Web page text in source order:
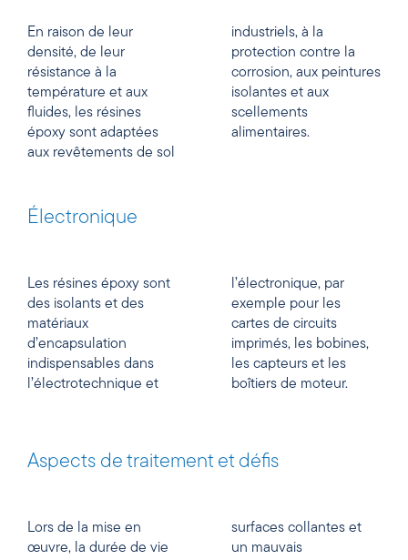
En raison de leur
densité, de leur
résistance à la
température et aux
fluides, les résines
époxy sont adaptées
aux revêtements de sol
industriels, à la
protection contre la
corrosion, aux peintures
isolantes et aux
scellements
alimentaires.
Électronique
Les résines époxy sont
des isolants et des
matériaux
d’encapsulation
indispensables dans
l’électrotechnique et
l’électronique, par
exemple pour les
cartes de circuits
imprimés, les bobines,
les capteurs et les
boîtiers de moteur.
Aspects de traitement et défis
Lors de la mise en
œuvre, la durée de vie
surfaces collantes et
un mauvais